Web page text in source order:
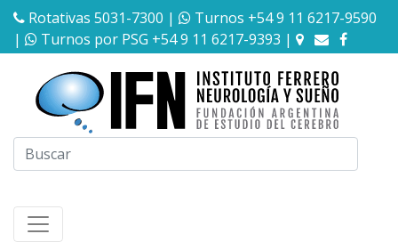
Rotativas 5031-7300 |
Turnos +54 9 11 6217-9590
|
Turnos por PSG +54 9 11 6217-9393 |